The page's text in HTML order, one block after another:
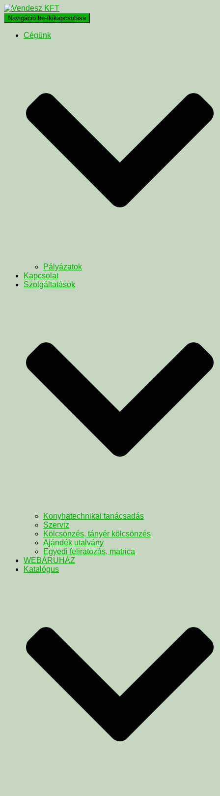
Navigáció be-/kikapcsolása
Cégünk
Pályázatok
Kapcsolat
Szolgáltatások
Konyhatechnikai tanácsadás
Szerviz
Kölcsönzés, tányér kölcsönzés
Ajándék utalvány
Egyedi feliratozás, matrica
WEBÁRUHÁZ
Katalógus